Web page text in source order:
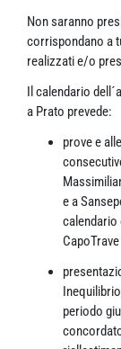
Non saranno
corrispondano a
realizzati e/o
Il calendario
a Prato prevede:
prove e
e a
calendario
periodo